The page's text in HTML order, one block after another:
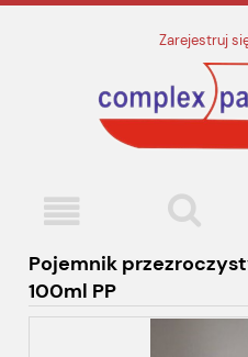
Zarejestruj
Pojemnik
100ml PP